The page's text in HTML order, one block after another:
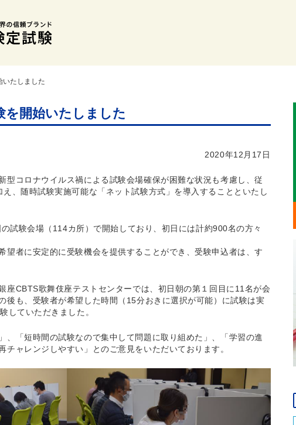
いたしました
を開始いたしました
2020年12月17日
型コロナウイルス禍による試験会場確保が困難な状況も考慮し、従
、随時試験実施可能な「ネット試験方式」を導入することといたし
試験会場（114カ所）で開始しており、初日には計約900名の方々
望者に安定的に受験機会を提供することができ、受験申込者は、す
座CBTS歌舞伎座テストセンターでは、初日朝の第１回目に11名が会
後も、受験者が希望した時間（15分おきに選択が可能）に試験は実
していただきました。
、「短時間の試験なので集中して問題に取り組めた」、「学習の進
チャレンジしやすい」とのご意見をいただいております。